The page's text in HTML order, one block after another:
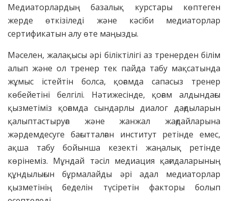
Медиаторлардың базалық курстары көптеген
жерде өткізіледі және кәсіби медиаторлар
сертификатын алу өте маңызды.
Мәселен, жалақысы әрі біліктілігі аз тренерден білім
алып және ол тренер тек пайда табу мақсатында
жұмыс істейтін болса, қоғамда сапасыз тренер
көбейетіні белгілі. Нәтижесінде, қоғам алдындағы
қызметіміз қоғамда сындарлы диалог дағдыларын
қалыптастыруға және жанжал жағдайларына
жәрдемдесуге бағытталған институт ретінде емес,
ақша табу бойынша кезекті жаңалық ретінде
көрінеміз. Мұндай тәсіл медиация қағидаларының
құндылығын бұрмалайды әрі адал медиаторлар
қызметінің беделін түсіретін факторы болып